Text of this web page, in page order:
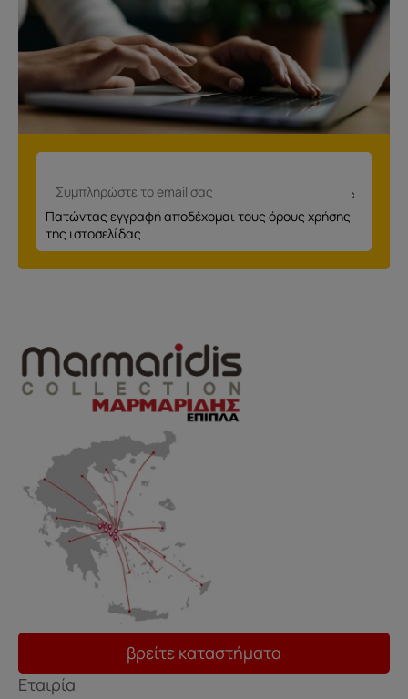
Πατώντας εγγραφή αποδέχομαι τους όρους χρήσης
της ιστοσελίδας
βρείτε καταστήματα
Εταιρία